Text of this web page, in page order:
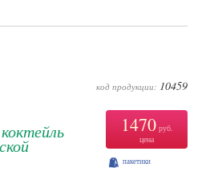
код продукции: 10459
1470руб.
цена
пакетики